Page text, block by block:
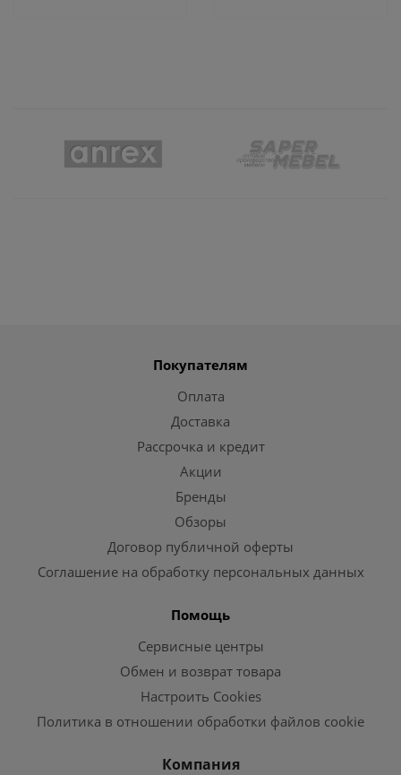
Покупателям
Оплата
Доставка
Рассрочка и кредит
Акции
Бренды
Обзоры
Договор публичной оферты
Соглашение на обработку персональных данных
Помощь
Сервисные центры
Обмен и возврат товара
Настроить Cookies
Политика в отношении обработки файлов cookie
Компания